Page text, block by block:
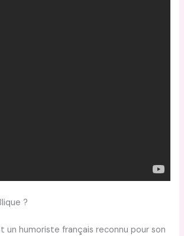
?
un humoriste français reconnu pour son